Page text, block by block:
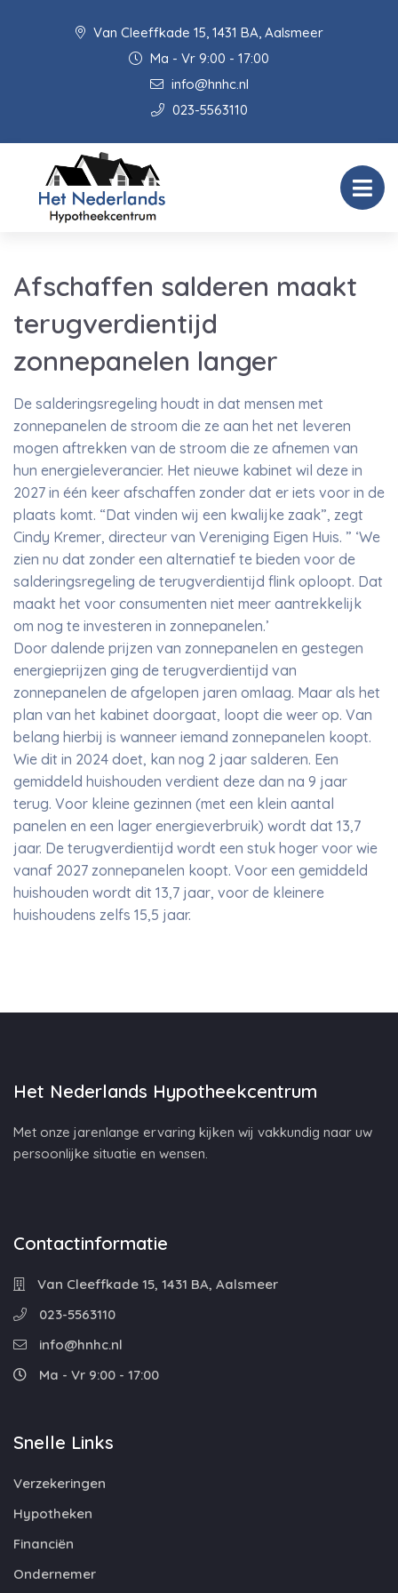
Van Cleeffkade 15, 1431 BA, Aalsmeer
Ma - Vr 9:00 - 17:00
info@hnhc.nl
023-5563110
Afschaffen salderen maakt
terugverdientijd
zonnepanelen langer
De salderingsregeling houdt in dat mensen met
zonnepanelen de stroom die ze aan het net leveren
mogen aftrekken van de stroom die ze afnemen van
hun energieleverancier. Het nieuwe kabinet wil deze in
2027 in één keer afschaffen zonder dat er iets voor in de
plaats komt. “Dat vinden wij een kwalijke zaak”, zegt
Cindy Kremer, directeur van Vereniging Eigen Huis. ” ‘We
zien nu dat zonder een alternatief te bieden voor de
salderingsregeling de terugverdientijd flink oploopt. Dat
maakt het voor consumenten niet meer aantrekkelijk
om nog te investeren in zonnepanelen.’
Door dalende prijzen van zonnepanelen en gestegen
energieprijzen ging de terugverdientijd van
zonnepanelen de afgelopen jaren omlaag. Maar als het
plan van het kabinet doorgaat, loopt die weer op. Van
belang hierbij is wanneer iemand zonnepanelen koopt.
Wie dit in 2024 doet, kan nog 2 jaar salderen. Een
gemiddeld huishouden verdient deze dan na 9 jaar
terug. Voor kleine gezinnen (met een klein aantal
panelen en een lager energieverbruik) wordt dat 13,7
jaar. De terugverdientijd wordt een stuk hoger voor wie
vanaf 2027 zonnepanelen koopt. Voor een gemiddeld
huishouden wordt dit 13,7 jaar, voor de kleinere
huishoudens zelfs 15,5 jaar.
Het Nederlands Hypotheekcentrum
Met onze jarenlange ervaring kijken wij vakkundig naar uw
persoonlijke situatie en wensen.
Contactinformatie
Van Cleeffkade 15, 1431 BA, Aalsmeer
023-5563110
info@hnhc.nl
Ma - Vr 9:00 - 17:00
Snelle Links
Verzekeringen
Hypotheken
Financiën
Ondernemer